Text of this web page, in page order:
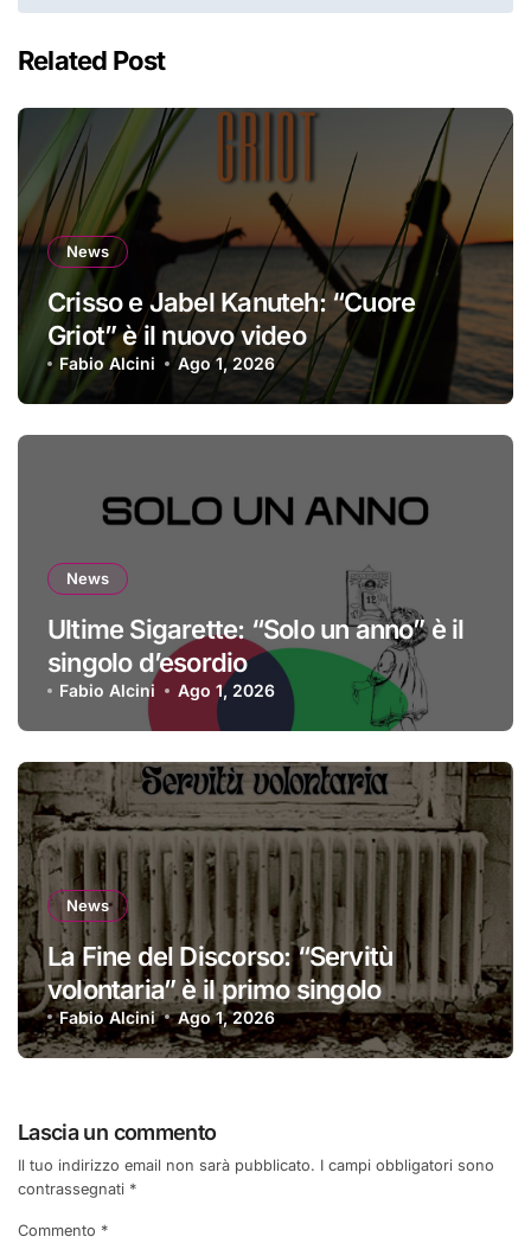
Related Post
News
Crisso e Jabel Kanuteh: “Cuore
Griot” è il nuovo video
Fabio Alcini Ago 1, 2026
News
Ultime Sigarette: “Solo un anno” è il
singolo d’esordio
Fabio Alcini Ago 1, 2026
News
La Fine del Discorso: “Servitù
volontaria” è il primo singolo
Fabio Alcini Ago 1, 2026
Lascia un commento
Il tuo indirizzo email non sarà pubblicato. I campi obbligatori sono
contrassegnati *
Commento *